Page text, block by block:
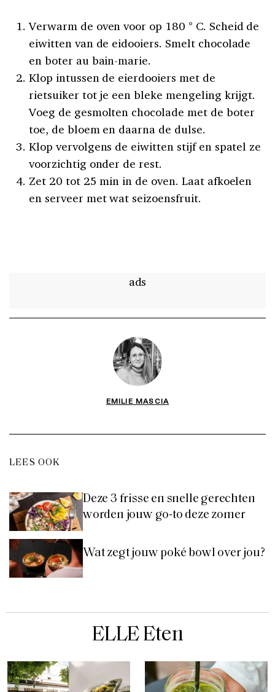
Verwarm de oven voor op 180 ° C. Scheid de
eiwitten van de eidooiers. Smelt chocolade
en boter au bain-marie.
Klop intussen de eierdooiers met de
rietsuiker tot je een bleke mengeling krijgt.
Voeg de gesmolten chocolade met de boter
toe, de bloem en daarna de dulse.
Klop vervolgens de eiwitten stijf en spatel ze
voorzichtig onder de rest.
Zet 20 tot 25 min in de oven. Laat afkoelen
en serveer met wat seizoensfruit.
ads
EMILIE MASCIA
LEES OOK
Deze 3 frisse en snelle gerechten
worden jouw go-to deze zomer
Wat zegt jouw poké bowl over jou?
ELLE Eten